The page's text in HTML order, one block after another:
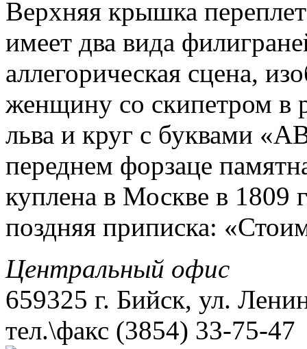
Верхняя крышка
имеет два вида
аллегорическая сцена,
женщину со скипетром
льва и круг с буквами
переднем форзаце
куплена в Москве в 1809
поздняя приписка:
Центральный офис
659325 г. Бийск, ул.
тел.\факс (3854) 33-75-47